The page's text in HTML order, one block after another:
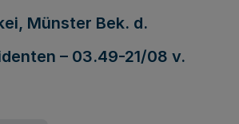
Münster Bek. d.
– 03.49-21/08 v.